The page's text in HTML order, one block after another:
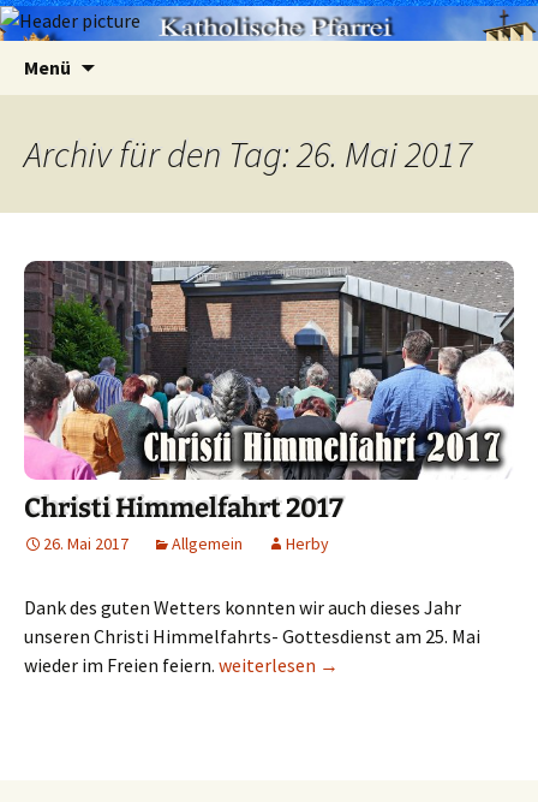
Menü
Archiv für den Tag: 26. Mai 2017
Christi Himmelfahrt 2017
26. Mai 2017 Allgemein Herby
Dank des guten Wetters konnten wir auch dieses Jahr
unseren Christi Himmelfahrts- Gottesdienst am 25. Mai
wieder im Freien feiern. Christi Himmelfahrt 2017
weiterlesen →